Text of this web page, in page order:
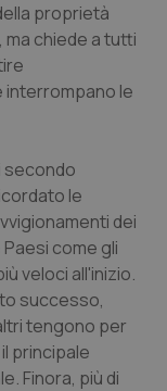
proprietà
ma chiede a tutti
interrompano le
secondo
le
dei
come gli
veloci all'inizio.
successo,
tengono per
principale
Finora, più di